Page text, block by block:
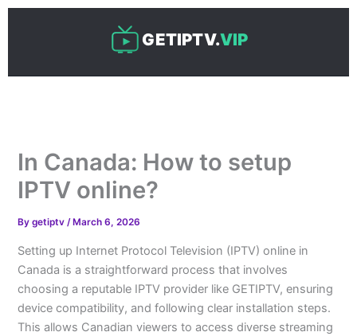
Skip
GETIPTV.VIP
In Canada: How to setup
IPTV online?
Bygetiptv/ March 6, 2026
Setting up Internet Protocol Television (IPTV) online in
Canada is a straightforward process that involves
choosing a reputable IPTV provider like GETIPTV, ensuring
device compatibility, and following clear installation steps.
This allows Canadian viewers to access diverse streaming